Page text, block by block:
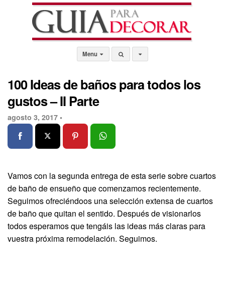
Menu
100 Ideas de baños para todos los
gustos – II Parte
agosto 3, 2017 •
Vamos con la segunda entrega de esta serie sobre cuartos
de baño de ensueño que comenzamos recientemente.
Seguimos ofreciéndoos una selección extensa de cuartos
de baño que quitan el sentido. Después de visionarlos
todos esperamos que tengáis las ideas más claras para
vuestra próxima remodelación. Seguimos.